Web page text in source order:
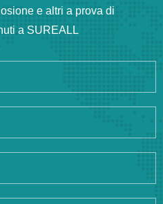
e altri a prova di
a SUREALL